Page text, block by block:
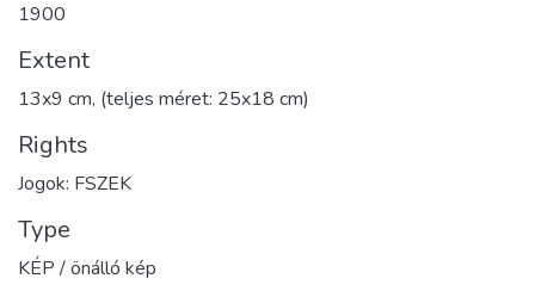
1900
Extent
13x9 cm, (teljes méret: 25x18 cm)
Rights
Jogok: FSZEK
Type
KÉP / önálló kép